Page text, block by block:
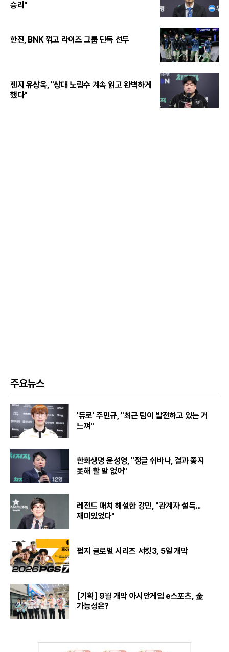
승리"
한진, BNK 꺾고 라이즈 그룹 단독 선두
젠지 유상욱, "상대 노림수 계속 읽고 완벽하게
했다"
주요뉴스
'듀로' 주민규, "최근 팀이 발전하고 있는 거
느껴"
한화생명 윤성영, "정글 쉬바나, 결과 좋지
못해 할 말 없어"
레전드 매치 해설한 강민, "관계자 설득...
재미있었다"
펍지 글로벌 시리즈 서킷3, 5일 개막
[기획] 9월 개막 아시안게임 e스포츠, 金
가능성은?